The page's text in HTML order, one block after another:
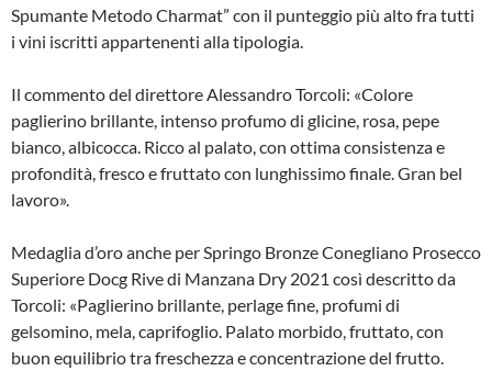
Spumante Metodo Charmat” con il punteggio più alto fra tutti
i vini iscritti appartenenti alla tipologia.
Il commento del direttore Alessandro Torcoli: «Colore
paglierino brillante, intenso profumo di glicine, rosa, pepe
bianco, albicocca. Ricco al palato, con ottima consistenza e
profondità, fresco e fruttato con lunghissimo finale. Gran bel
lavoro».
Medaglia d’oro anche per Springo Bronze Conegliano Prosecco
Superiore Docg Rive di Manzana Dry 2021 così descritto da
Torcoli: «Paglierino brillante, perlage fine, profumi di
gelsomino, mela, caprifoglio. Palato morbido, fruttato, con
buon equilibrio tra freschezza e concentrazione del frutto.